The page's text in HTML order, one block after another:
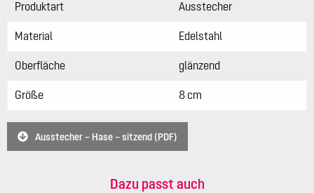
Produktart Ausstecher
Material Edelstahl
Oberfläche glänzend
Größe 8 cm
Ausstecher – Hase – sitzend (PDF)
Dazu passt auch